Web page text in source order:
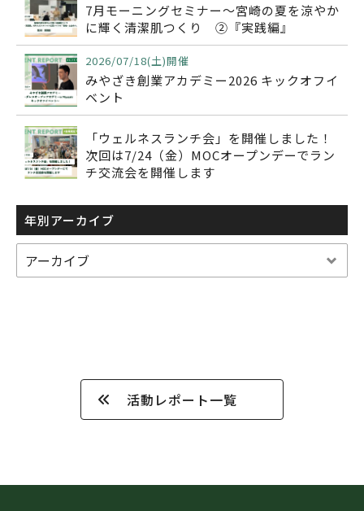
7月モーニングセミナー～宮崎の夏を涼やか
に輝く清潔肌つくり ②『実践編』
2026/07/18(土)開催
みやざき創業アカデミー2026 キックオフイ
ベント
「ウェルネスランチ会」を開催しました！
次回は7/24（金）MOCオープンデーでラン
チ交流会を開催します
年別アーカイブ
活動レポート一覧